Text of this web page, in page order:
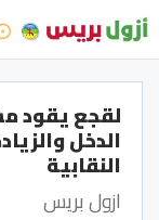
لقجع يقود
الدخل
النقابية
ازول بريس